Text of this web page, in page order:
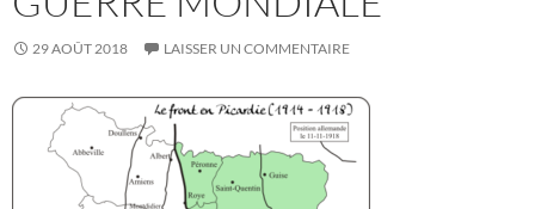
29 AOÛT 2018 LAISSER UN COMMENTAIRE